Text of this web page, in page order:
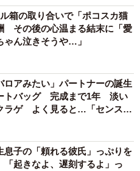
箱の取り合いで「ポコスカ猫
その後の心温まる結末に「愛
ゃん泣きそうや…」
ロアみたい」パートナーの誕生
トバッグ 完成まで1年 淡い
ラゲ よく見ると…「センスす
息子の「頼れる彼氏」っぷりを
起きなよ、遅刻するよ」っ